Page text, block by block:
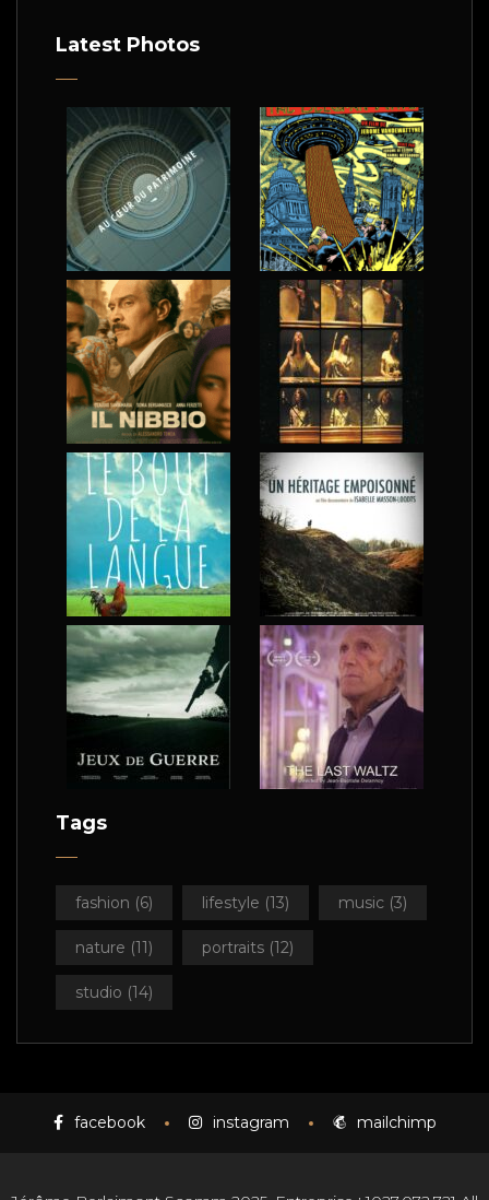
Latest Photos
Tags
fashion (6) lifestyle (13) music (3)
nature (11) portraits (12)
studio (14)
facebook instagram mailchimp